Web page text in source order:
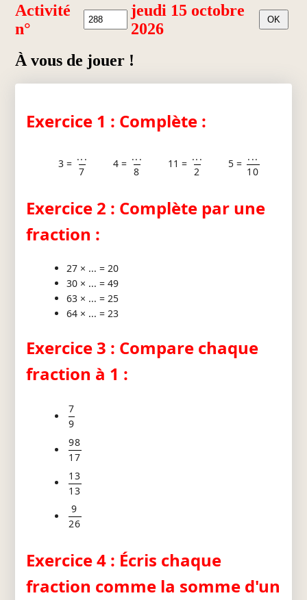
Activité
n°
jeudi 15 octobre
2026
À vous de jouer !
Exercice 1 : Complète :
3 =
...
7
4 =
...
8
11 =
...
2
5 =
...
10
Exercice 2 : Complète par une
fraction :
27 × ... = 20
30 × ... = 49
63 × ... = 25
64 × ... = 23
Exercice 3 : Compare chaque
fraction à 1 :
7
9
98
17
13
13
9
26
Exercice 4 : Écris chaque
fraction comme la somme d'un